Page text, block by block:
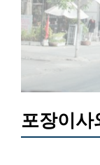
포장이사